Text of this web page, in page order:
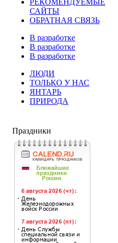
РЕКОМЕНДУЕМЫЕ
САЙТЫ
ОБРАТНАЯ СВЯЗЬ
В разработке
В разработке
В разработке
ЛЮДИ
ТОЛЬКО У НАС
ЯНТАРЬ
ПРИРОДА
Праздники